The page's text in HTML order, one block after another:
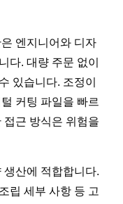
엔지니어와 디자
다. 대량 주문 없이
있습니다. 조정이
커팅 파일을 빠르
근 방식은 위험을
생산에 적합합니다.
립 세부 사항 등 고